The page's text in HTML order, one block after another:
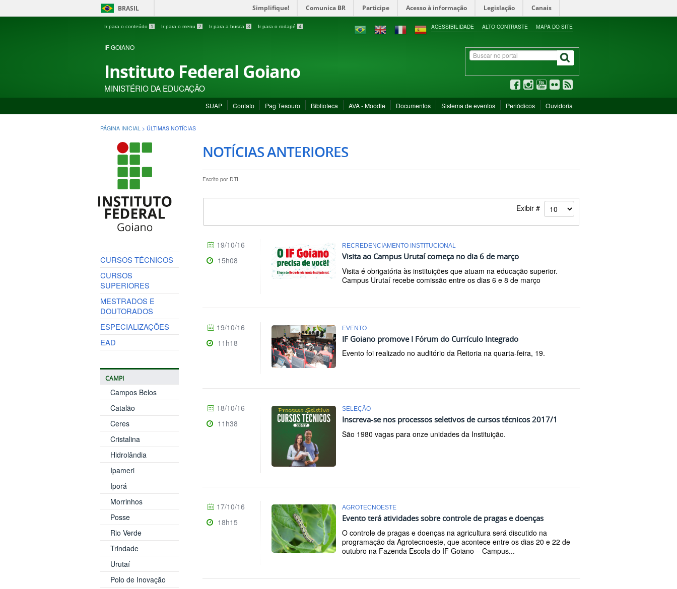
BRASIL Simplifique! Comunica BR Participe Acesso à informação Legislação Canais
Ir para o conteúdo 1 Ir para o menu 2 Ir para a busca 3 Ir para o rodapé 4 ACESSIBILIDADE ALTO CONTRASTE MAPA DO SITE
IF GOIANO
Instituto Federal Goiano
MINISTÉRIO DA EDUCAÇÃO
SUAP Contato Pag Tesouro Biblioteca AVA - Moodle Documentos Sistema de eventos Periódicos Ouvidoria
PÁGINA INICIAL > ÚLTIMAS NOTÍCIAS
CURSOS TÉCNICOS
CURSOS
SUPERIORES
MESTRADOS E
DOUTORADOS
ESPECIALIZAÇÕES
EAD
CAMPI
Campos Belos
Catalão
Ceres
Cristalina
Hidrolândia
Ipameri
Iporá
Morrinhos
Posse
Rio Verde
Trindade
Urutaí
Polo de Inovação
NOTÍCIAS ANTERIORES
Escrito por DTI
Exibir #
RECREDENCIAMENTO INSTITUCIONAL
Visita ao Campus Urutaí começa no dia 6 de março
Visita é obrigatória às instituições que atuam na educação superior.
Campus Urutaí recebe comissão entre os dias 6 e 8 de março
19/10/16
15h08
EVENTO
IF Goiano promove I Fórum do Currículo Integrado
Evento foi realizado no auditório da Reitoria na quarta-feira, 19.
19/10/16
11h18
SELEÇÃO
Inscreva-se nos processos seletivos de cursos técnicos 2017/1
São 1980 vagas para onze unidades da Instituição.
18/10/16
11h38
AGROTECNOESTE
Evento terá atividades sobre controle de pragas e doenças
O controle de pragas e doenças na agricultura será discutido na
programação da Agrotecnoeste, que acontece entre os dias 20 e 22 de
outubro na Fazenda Escola do IF Goiano – Campus...
17/10/16
18h15